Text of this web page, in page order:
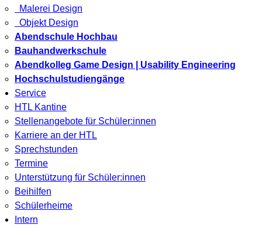
Malerei Design
Objekt Design
Abendschule Hochbau
Bauhandwerkschule
Abendkolleg Game Design | Usability Engineering
Hochschulstudiengänge
Service
HTL Kantine
Stellenangebote für Schüler:innen
Karriere an der HTL
Sprechstunden
Termine
Unterstützung für Schüler:innen
Beihilfen
Schülerheime
Intern